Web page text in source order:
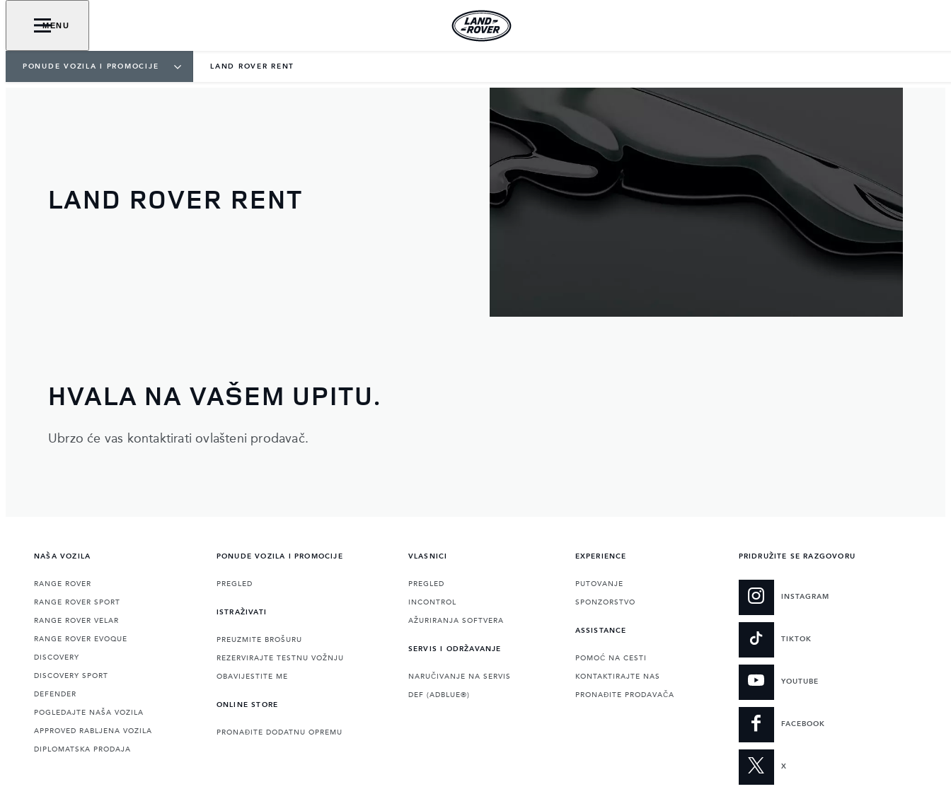
MENU
PONUDE VOZILA I PROMOCIJE LAND ROVER RENT
LAND ROVER RENT
HVALA NA VAŠEM UPITU.
Ubrzo će vas kontaktirati ovlašteni prodavač.
NAŠA VOZILA
RANGE ROVER
RANGE ROVER SPORT
RANGE ROVER VELAR
RANGE ROVER EVOQUE
DISCOVERY
DISCOVERY SPORT
DEFENDER
POGLEDAJTE NAŠA VOZILA
APPROVED RABLJENA VOZILA
DIPLOMATSKA PRODAJA
PONUDE VOZILA I PROMOCIJE
PREGLED
ISTRAŽIVATI
PREUZMITE BROŠURU
REZERVIRAJTE TESTNU VOŽNJU
OBAVIJESTITE ME
ONLINE STORE
PRONAĐITE DODATNU OPREMU
VLASNICI
PREGLED
INCONTROL
AŽURIRANJA SOFTVERA
SERVIS I ODRŽAVANJE
NARUČIVANJE NA SERVIS
DEF (ADBLUE®)
EXPERIENCE
PUTOVANJE
SPONZORSTVO
ASSISTANCE
POMOĆ NA CESTI
KONTAKTIRAJTE NAS
PRONAĐITE PRODAVAČA
PRIDRUŽITE SE RAZGOVORU
INSTAGRAM
TIKTOK
YOUTUBE
FACEBOOK
X